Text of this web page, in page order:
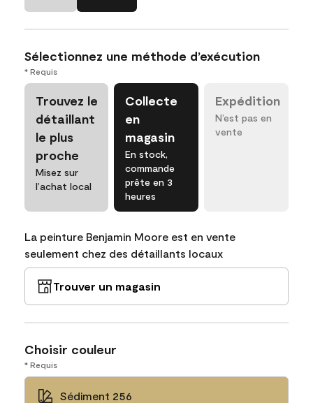
Sélectionnez une méthode d’exécution
* Requis
Trouvez le
détaillant
le plus
proche
Misez sur
l’achat local
Collecte
en
magasin
En stock,
commande
prête en 3
heures
Expédition
N’est pas en
vente
La peinture Benjamin Moore est en vente
seulement chez des détaillants locaux
Trouver un magasin
Choisir couleur
* Requis
Sédiment 256